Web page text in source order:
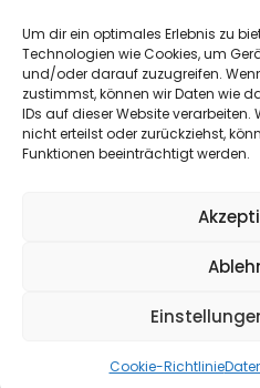
Um dir ein optimales Erlebnis zu
Technologien wie Cookies, um
und/oder darauf zuzugreifen.
zustimmst, können wir Daten wie
IDs auf dieser Website
nicht erteilst oder zurückziehst,
Funktionen beeinträchtigt werden.
Cookie-Richtlinie
YouTube
Facebook
Instagram
Copyright TV